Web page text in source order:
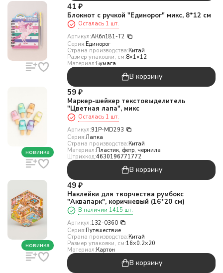
41 ₽
Блокнот с ручкой "Единорог" микс, 8*12 см
Осталась 1 шт.
Артикул:АКбл181-Т2
Серия:Единорог
Страна производства:Китай
Размер упаковки, см:8×1×12
Материал:Бумага
В корзину
новинка
59 ₽
Маркер-шейкер текстовыделитель
"Цветная лапа", микс
Осталась 1 шт.
Артикул:91P-MD293
Серия:Лапка
Страна производства:Китай
Материал:Пластик, фетр, чернила
Штрихкод:4630196771772
В корзину
новинка
49 ₽
Наклейки для творчества румбокс
"Аквапарк", коричневый (16*20 см)
В наличии 1415 шт.
Артикул:132-0360
Серия:Путешествие
Страна производства:Китай
Размер упаковки, см:16×0.2×20
Материал:Картон
В корзину